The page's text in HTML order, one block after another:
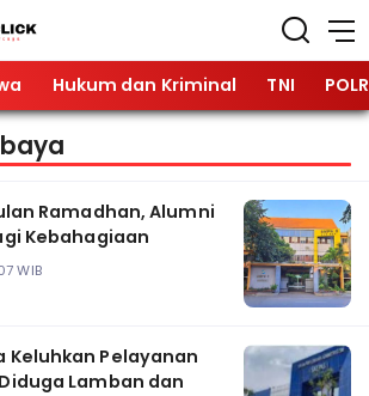
Hukum dan Kriminal TNI
Ramadhan, Alumni
Kebahagiaan
WIB
Keluhkan Pelayanan
Lamban dan